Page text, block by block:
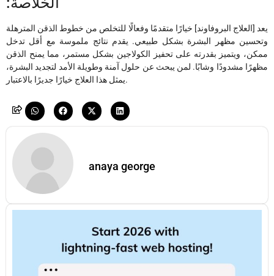
يعد [العلاج البروفاوند] خيارًا متقدمًا وفعالًا للتخلص من خطوط الذقن المترهلة
وتحسين مظهر البشرة بشكل طبيعي. يقدم نتائج ملموسة مع أقل تدخل
ممكن، ويتميز بقدرته على تحفيز الكولاجين بشكل مستمر، مما يمنح الذقن
مظهرًا مشدودًا وشابًا. لمن يبحث عن حلول آمنة وطويلة الأمد لتجديد البشرة،
يمثل هذا العلاج خيارًا جديرًا بالاعتبار.
anaya george